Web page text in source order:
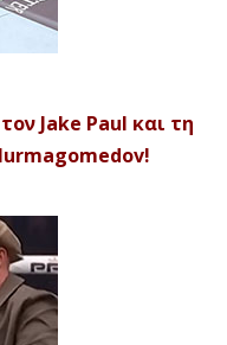
Jake Paul και τη